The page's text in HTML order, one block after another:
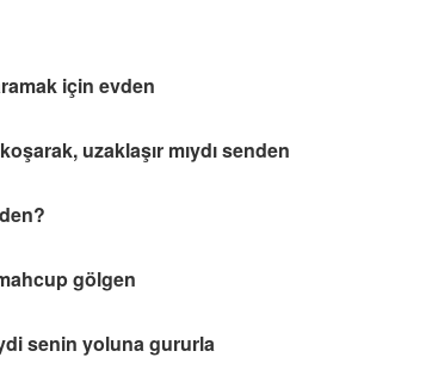
için evden
uzaklaşır mıydı senden
gölgen
senin yoluna gururla